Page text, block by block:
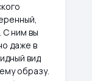
С ним вы
даже в
вид
образу.